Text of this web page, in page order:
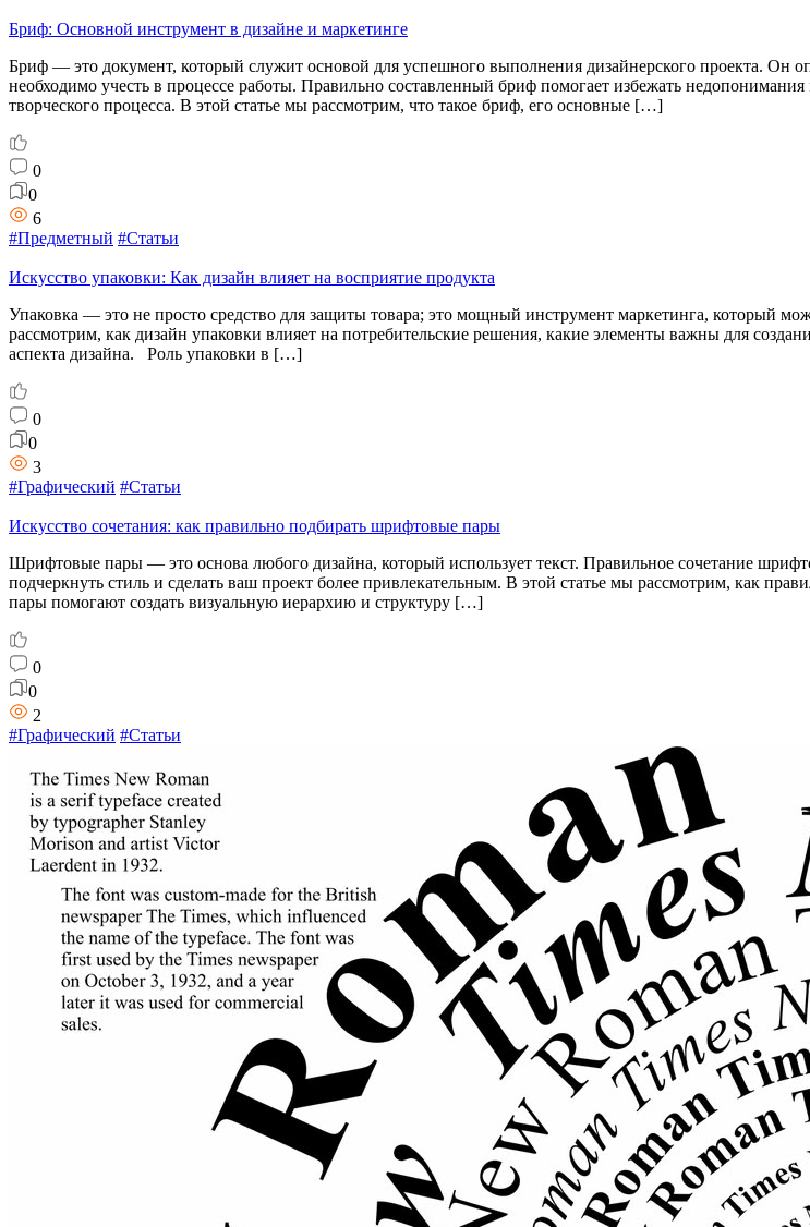
Бриф: Основной инструмент в дизайне и маркетинге
Бриф — это документ, который служит основой для успешного выполнения дизайнерского проекта. Он
необходимо учесть в процессе работы. Правильно составленный бриф помогает избежать
творческого процесса. В этой статье мы рассмотрим, что такое бриф, его основные […]
0
0
6
#Предметный #Статьи
Искусство упаковки: Как дизайн влияет на восприятие продукта
Упаковка — это не просто средство для защиты товара; это мощный инструмент маркетинга, который
рассмотрим, как дизайн упаковки влияет на потребительские решения, какие элементы важны для
аспекта дизайна. Роль упаковки в […]
0
0
3
#Графический #Статьи
Искусство сочетания: как правильно подбирать шрифтовые пары
Шрифтовые пары — это основа любого дизайна, который использует текст. Правильное сочетание
подчеркнуть стиль и сделать ваш проект более привлекательным. В этой статье мы рассмотрим,
пары помогают создать визуальную иерархию и структуру […]
0
0
2
#Графический #Статьи